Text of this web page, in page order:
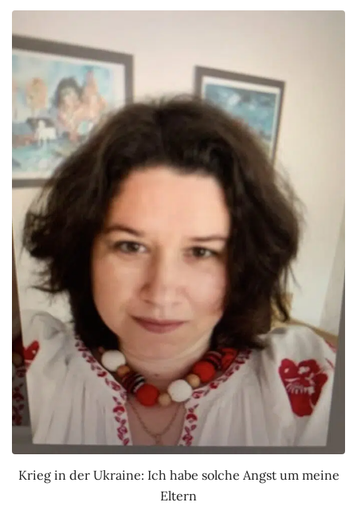
Krieg in der Ukraine: Ich habe solche Angst um meine
Eltern